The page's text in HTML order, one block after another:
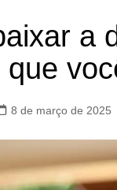
a
8 de março de 2025